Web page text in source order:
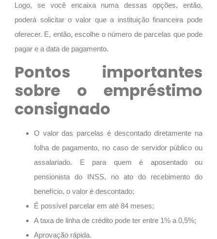
Logo, se você encaixa numa dessas opções, então,
poderá solicitar o valor que a instituição financeira pode
oferecer. E, então, escolhe o número de parcelas que pode
pagar e a data de pagamento.
Pontos importantes
sobre o empréstimo
consignado
O valor das parcelas é descontado diretamente na
folha de pagamento, no caso de servidor público ou
assalariado. E para quem é aposentado ou
pensionista do INSS, no ato do recebimento do
benefício, o valor é descontado;
É possível parcelar em até 84 meses;
A taxa de linha de crédito pode ter entre 1% a 0,5%;
Aprovação rápida.